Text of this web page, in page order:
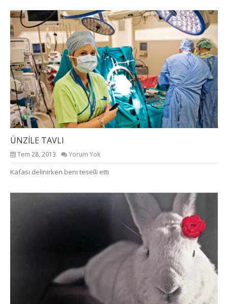
ÜNZİLE TAVLI
Tem 28, 2013 Yorum Yok
Kafası delinirken beni teselli etti